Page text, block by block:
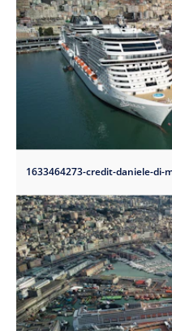
1633464273-credit-daniele-di-